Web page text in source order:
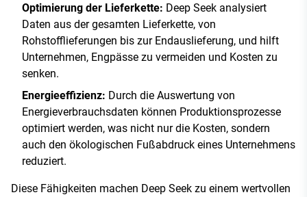
Optimierung der Lieferkette: Deep Seek analysiert
Daten aus der gesamten Lieferkette, von
Rohstofflieferungen bis zur Endauslieferung, und hilft
Unternehmen, Engpässe zu vermeiden und Kosten zu
senken.
Energieeffizienz: Durch die Auswertung von
Energieverbrauchsdaten können Produktionsprozesse
optimiert werden, was nicht nur die Kosten, sondern
auch den ökologischen Fußabdruck eines Unternehmens
reduziert.
Diese Fähigkeiten machen Deep Seek zu einem wertvollen